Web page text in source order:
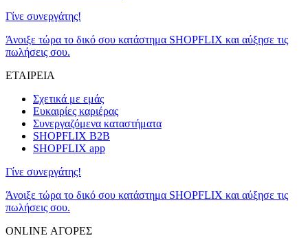
Γίνε συνεργάτης!
Άνοιξε τώρα το δικό σου κατάστημα SHOPFLIX και αύξησε τις
πωλήσεις σου.
ΕΤΑΙΡΕΙΑ
Σχετικά με εμάς
Ευκαιρίες καριέρας
Συνεργαζόμενα καταστήματα
SHOPFLIX B2B
SHOPFLIX app
Γίνε συνεργάτης!
Άνοιξε τώρα το δικό σου κατάστημα SHOPFLIX και αύξησε τις
πωλήσεις σου.
ONLINE ΑΓΟΡΕΣ